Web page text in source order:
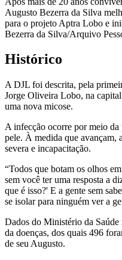
Augusto Bezerra da Silva
para o projeto Aptra Lobo e
Bezerra da Silva/Arquivo
Histórico
A DJL foi descrita, pela
Jorge Oliveira Lobo, na
uma nova micose.
A infecção ocorre por meio da
pele. À medida que avançam,
severa e incapacitação.
“Todos que botam os olhos
sem você ter uma resposta a
que é isso?' E a gente sem
se isolar para ninguém ver a
Dados do Ministério da Saúde
da doenças, dos quais 496
de seu Augusto.